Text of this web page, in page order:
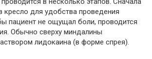
кресло для удобства проведения
пациент не ощущал боли, проводится
Обычно сверху миндалины
лидокаина (в форме спрея).